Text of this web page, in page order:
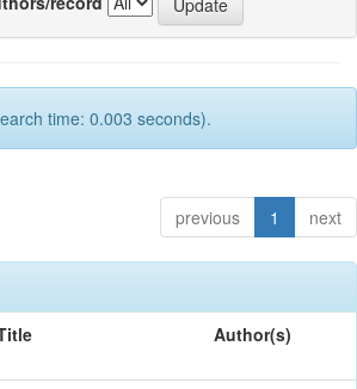
time: 0.003 seconds).
previous 1 next
Author(s)